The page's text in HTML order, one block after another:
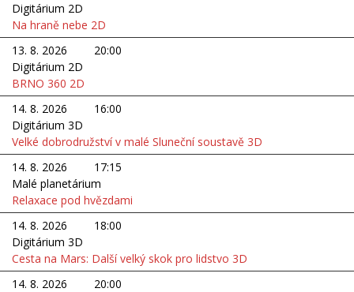
Digitárium 2D
Na hraně nebe 2D
13. 8. 2026
20:00
Digitárium 2D
BRNO 360 2D
14. 8. 2026
16:00
Digitárium 3D
Velké dobrodružství v malé Sluneční soustavě 3D
14. 8. 2026
17:15
Malé planetárium
Relaxace pod hvězdami
14. 8. 2026
18:00
Digitárium 3D
Cesta na Mars: Další velký skok pro lidstvo 3D
14. 8. 2026
20:00